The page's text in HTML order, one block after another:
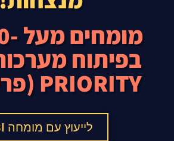
PRIORITY (פריוריטי)​
לייעוץ עם מומחה BI